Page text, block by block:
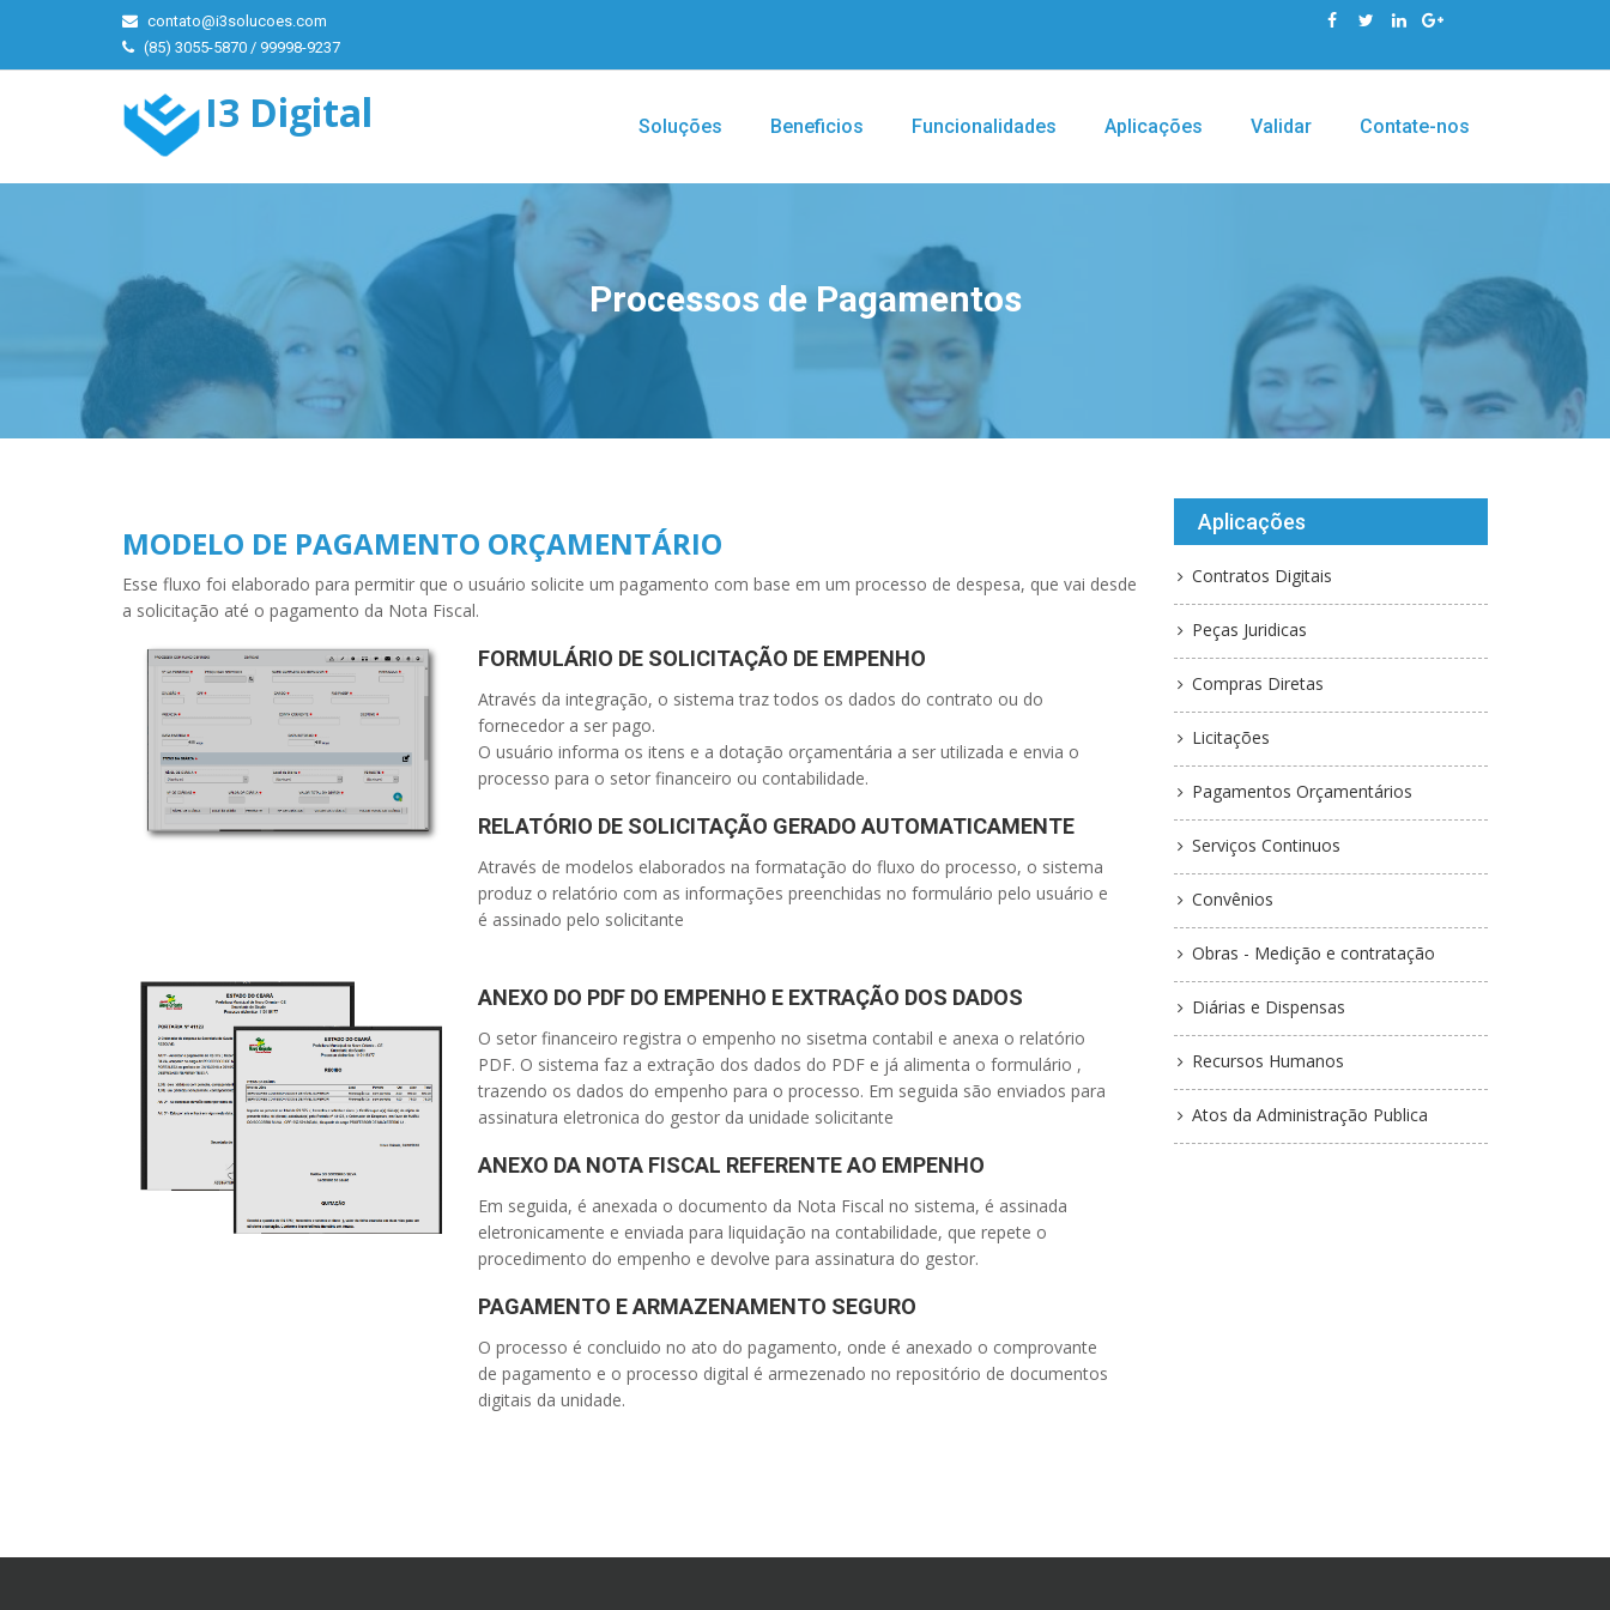
contato@i3solucoes.com
(85) 3055-5870 / 99998-9237
I3 Digital Soluções Beneficios Funcionalidades Aplicações Validar Contate-nos
Processos de Pagamentos
MODELO DE PAGAMENTO ORÇAMENTÁRIO
Esse fluxo foi elaborado para permitir que o usuário solicite um pagamento com base em um processo de despesa, que vai desde
a solicitação até o pagamento da Nota Fiscal.
FORMULÁRIO DE SOLICITAÇÃO DE EMPENHO
Através da integração, o sistema traz todos os dados do contrato ou do
fornecedor a ser pago.
O usuário informa os itens e a dotação orçamentária a ser utilizada e envia o
processo para o setor financeiro ou contabilidade.
RELATÓRIO DE SOLICITAÇÃO GERADO AUTOMATICAMENTE
Através de modelos elaborados na formatação do fluxo do processo, o sistema
produz o relatório com as informações preenchidas no formulário pelo usuário e
é assinado pelo solicitante
ANEXO DO PDF DO EMPENHO E EXTRAÇÃO DOS DADOS
O setor financeiro registra o empenho no sisetma contabil e anexa o relatório
PDF. O sistema faz a extração dos dados do PDF e já alimenta o formulário ,
trazendo os dados do empenho para o processo. Em seguida são enviados para
assinatura eletronica do gestor da unidade solicitante
ANEXO DA NOTA FISCAL REFERENTE AO EMPENHO
Em seguida, é anexada o documento da Nota Fiscal no sistema, é assinada
eletronicamente e enviada para liquidação na contabilidade, que repete o
procedimento do empenho e devolve para assinatura do gestor.
PAGAMENTO E ARMAZENAMENTO SEGURO
O processo é concluido no ato do pagamento, onde é anexado o comprovante
de pagamento e o processo digital é armezenado no repositório de documentos
digitais da unidade.
Aplicações
Contratos Digitais
Peças Juridicas
Compras Diretas
Licitações
Pagamentos Orçamentários
Serviços Continuos
Convênios
Obras - Medição e contratação
Diárias e Dispensas
Recursos Humanos
Atos da Administração Publica